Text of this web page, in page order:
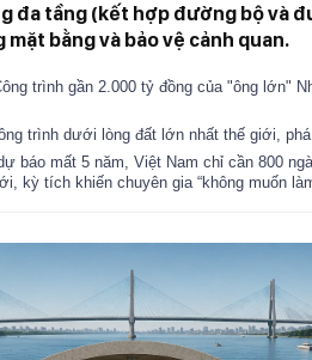
đa tầng (kết hợp đường bộ và
bằng và bảo vệ cảnh quan.
trình gần 2.000 tỷ đồng của "ông lớn"
trình dưới lòng đất lớn nhất thế giới,
báo mất 5 năm, Việt Nam chỉ cần 800
kỳ tích khiến chuyên gia “không muốn